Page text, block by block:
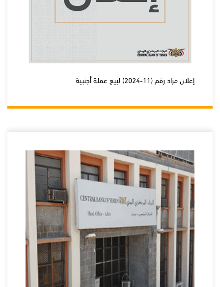
إعلان مزاد رقم (11-2024) لبيع عملة أجنبية